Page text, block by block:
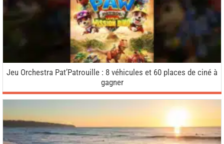
Jeu Orchestra Pat’Patrouille : 8 véhicules et 60 places de ciné à
gagner